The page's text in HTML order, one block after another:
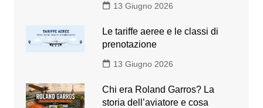
13 Giugno 2026
Le tariffe aeree e le classi di
prenotazione
13 Giugno 2026
Chi era Roland Garros? La
storia dell’aviatore e cosa